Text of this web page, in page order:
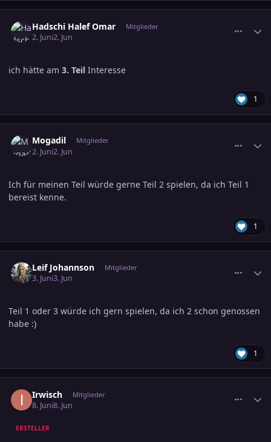
Hadschi Halef Omar Mitglieder
2. Juni2. Jun
ich hätte am 3. Teil Interesse
1
Mogadil Mitglieder
2. Juni2. Jun
Ich für meinen Teil würde gerne Teil 2 spielen, da ich Teil 1
bereist kenne.
1
Leif Johannson Mitglieder
3. Juni3. Jun
Teil 1 oder 3 würde ich gern spielen, da ich 2 schon genossen
habe :)
1
Irwisch Mitglieder
8. Juni8. Jun
ERSTELLER